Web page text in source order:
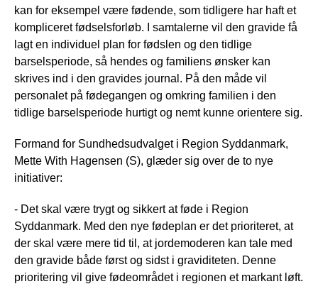
kan for eksempel være fødende, som tidligere har haft et
kompliceret fødselsforløb. I samtalerne vil den gravide få
lagt en individuel plan for fødslen og den tidlige
barselsperiode, så hendes og familiens ønsker kan
skrives ind i den gravides journal. På den måde vil
personalet på fødegangen og omkring familien i den
tidlige barselsperiode hurtigt og nemt kunne orientere sig.
Formand for Sundhedsudvalget i Region Syddanmark,
Mette With Hagensen (S), glæder sig over de to nye
initiativer:
- Det skal være trygt og sikkert at føde i Region
Syddanmark. Med den nye fødeplan er det prioriteret, at
der skal være mere tid til, at jordemoderen kan tale med
den gravide både først og sidst i graviditeten. Denne
prioritering vil give fødeområdet i regionen et markant løft.